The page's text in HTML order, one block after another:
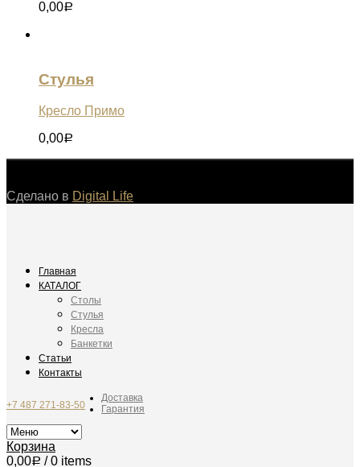
0,00Р
Стулья
Кресло Примо
0,00Р
Сделано в Digital Life
Главная
КАТАЛОГ
Столы
Стулья
Кресла
Банкетки
Статьи
Контакты
+7 487 271-83-50
Доставка
Гарантия
Корзина
0,00Р / 0 items